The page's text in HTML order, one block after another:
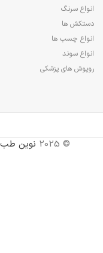
انواع سرنگ
دستکش ها
انواع چسب ها
انواع سوند
روپوش های پزشکی
© 2025 نوین